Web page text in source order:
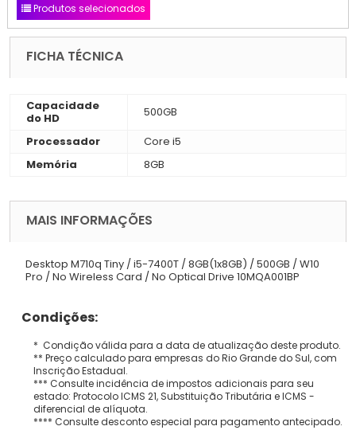
Produtos selecionados
FICHA TÉCNICA
Capacidade
do HD
500GB
Processador
Core i5
Memória
8GB
MAIS INFORMAÇÕES
Desktop M710q Tiny / i5-7400T / 8GB(1x8GB) / 500GB / W10
Pro / No Wireless Card / No Optical Drive 10MQA001BP
Condições:
* Condição válida para a data de atualização deste produto.
** Preço calculado para empresas do Rio Grande do Sul, com
Inscrição Estadual.
*** Consulte incidência de impostos adicionais para seu
estado: Protocolo ICMS 21, Substituição Tributária e ICMS -
diferencial de alíquota.
**** Consulte desconto especial para pagamento antecipado.